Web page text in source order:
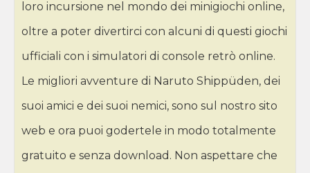
loro incursione nel mondo dei minigiochi online,
oltre a poter divertirci con alcuni di questi giochi
ufficiali con i simulatori di console retrò online.
Le migliori avventure di Naruto Shippüden, dei
suoi amici e dei suoi nemici, sono sul nostro sito
web e ora puoi godertele in modo totalmente
gratuito e senza download. Non aspettare che